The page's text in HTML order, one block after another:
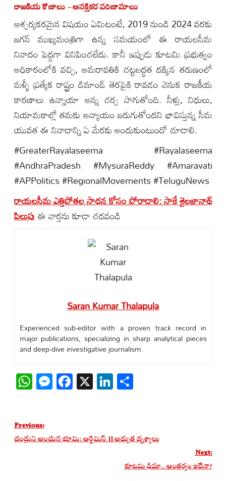
రాజకీయ కోణాలు – ఆసక్తికర పరిణామాలు
ఆశ్చర్యకరమైన విషయం ఏమిటంటే, 2019 నుండి 2024 వరకు
జగన్ ముఖ్యమంత్రిగా ఉన్న సమయంలో ఈ రాయలసీమ
నినాదం పెద్దగా వినిపించలేదు. కానీ ఇప్పుడు కూటమి ప్రభుత్వం
అధికారంలోకి వచ్చి, అమరావతికి చట్టబద్ధత దక్కిన తరుణంలో
మళ్ళీ ప్రత్యేక రాష్ట్రం డిమాండ్ తెరపైకి రావడం వెనుక రాజకీయ
కారణాలు ఉన్నాయా అన్న చర్చ సాగుతోంది. నీళ్లు, నిధులు,
నియామకాల్లో తమకు అన్యాయం జరుగుతోందని భావిస్తున్న సీమ
యువత ఈ నినాదాన్ని ఏ మేరకు అందుకుంటుందో చూడాలి.
#GreaterRayalaseema #Rayalaseema
#AndhraPradesh #MysuraReddy #Amaravati
#APPolitics #RegionalMovements #TeluguNews
రాయలసీమ ఎత్తిపోతల సాధన కోసం పోరాడాలి: సాకే శైలజానాథ్
పిలుపుఈ వార్తను కూడా చదవండి
Saran Kumar Thalapula
Experienced sub-editor with a proven track record in
major publications, specializing in sharp analytical pieces
and deep-dive investigative journalism.
WhatsApp
Messenger
Facebook
X LinkedIn
Share
Post
navigation
Previous:
చంద్రుని అంచున భూమి: ఆర్టెమిస్ II అద్భుత దృశ్యాలు
Next:
కూటమి ధీమా.. ఆంతర్యం ఇదేనా?